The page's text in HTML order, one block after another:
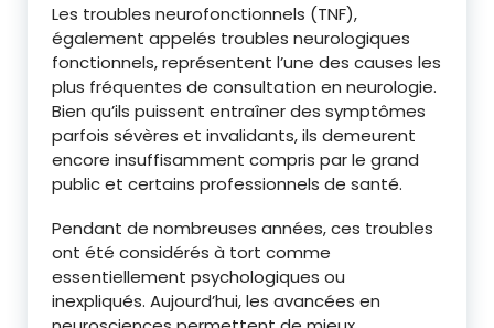
Les troubles neurofonctionnels (TNF),
également appelés troubles neurologiques
fonctionnels, représentent l’une des causes les
plus fréquentes de consultation en neurologie.
Bien qu’ils puissent entraîner des symptômes
parfois sévères et invalidants, ils demeurent
encore insuffisamment compris par le grand
public et certains professionnels de santé.
Pendant de nombreuses années, ces troubles
ont été considérés à tort comme
essentiellement psychologiques ou
inexpliqués. Aujourd’hui, les avancées en